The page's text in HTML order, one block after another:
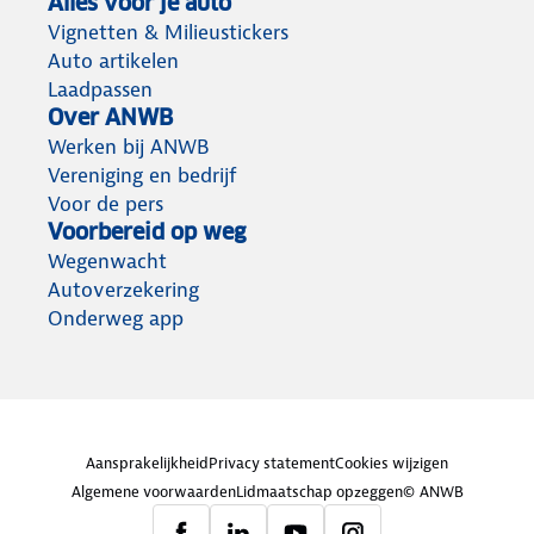
Vignetten & Milieustickers
Auto artikelen
Laadpassen
Over ANWB
Werken bij ANWB
Vereniging en bedrijf
Voor de pers
Voorbereid op weg
Wegenwacht
Autoverzekering
Onderweg app
AansprakelijkheidPrivacy statementCookies wijzigen
Algemene voorwaardenLidmaatschap opzeggen© ANWB